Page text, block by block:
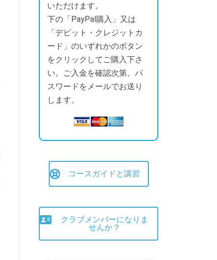
いただけます。
下の「PayPal購入」又は
「デビット・クレジットカ
ード」のいずれかのボタン
をクリックしてご購入下さ
い。ご入金を確認次第、パ
スワードをメールでお送り
します。
コースガイドと講習
クラブメンバーになりま
せんか？